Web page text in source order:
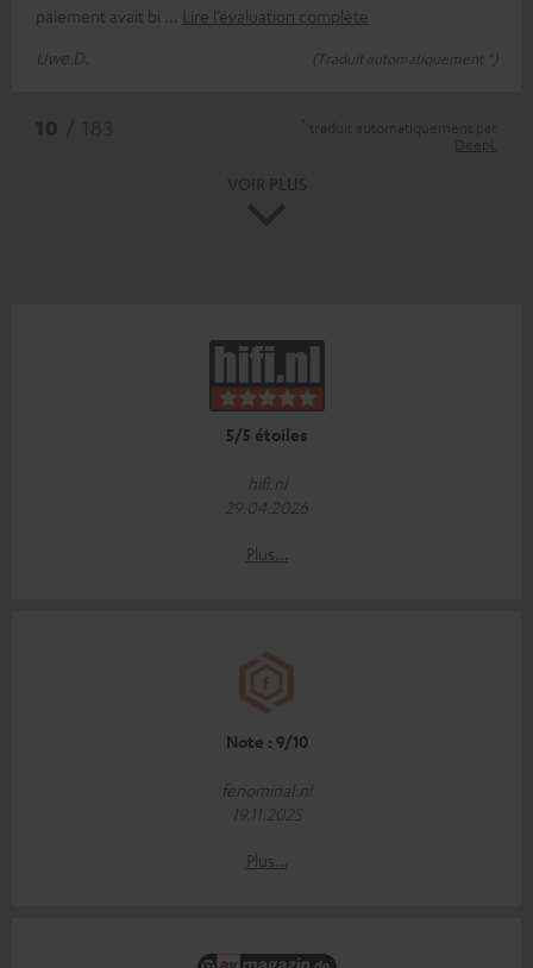
paiement avait bi
Lire l’évaluation complète
Uwe D.
(Traduit automatiquement *)
5/5 étoiles
hifi.nl
29.04.2026
Plus…
Note : 9/10
fenominal.nl
19.11.2025
Plus…